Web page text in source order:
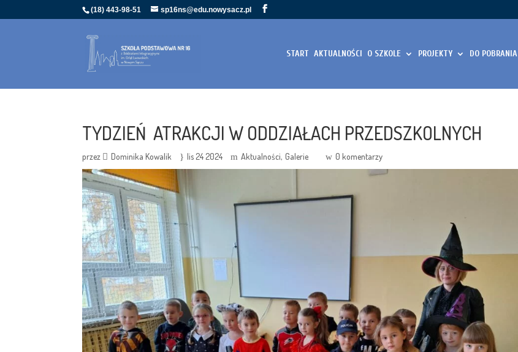
(18) 443-98-51 sp16ns@edu.nowysacz.pl
START AKTUALNOŚCI O SZKOLE PROJEKTY DO POBRANIA
TYDZIEŃ ATRAKCJI W ODDZIAŁACH PRZEDSZKOLNYCH
przez Dominika Kowalik lis 24 2024 Aktualności Galerie 0 komentarzy